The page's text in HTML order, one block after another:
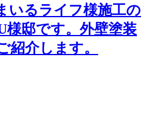
るライフ様施工の
様邸です。外壁塗装
紹介します。